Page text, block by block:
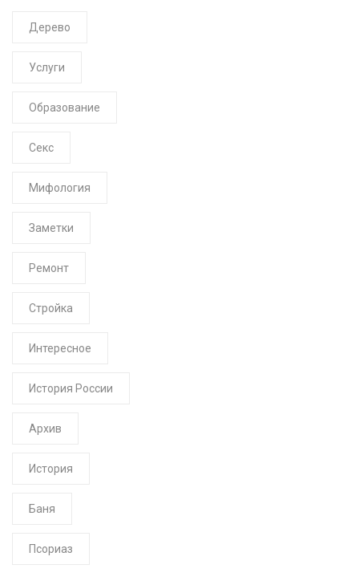
Дерево
Услуги
Образование
Секс
Мифология
Заметки
Ремонт
Стройка
Интересное
История России
Архив
История
Баня
Псориаз